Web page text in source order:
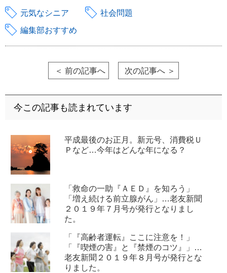
元気なシニア
社会問題
編集部おすすめ
＜ 前の記事へ 次の記事へ ＞
今この記事も読まれています
平成最後のお正月。新元号、消費税Ｕ
Ｐなど…今年はどんな年になる？
「救命の一助『ＡＥＤ』を知ろう」
「増え続ける前立腺がん」…老友新聞
２０１９年７月号が発行となりまし
た。
「『高齢者運転』ここに注意を！」
「『喫煙の害』と『禁煙のコツ』」…
老友新聞２０１９年８月号が発行とな
りました。